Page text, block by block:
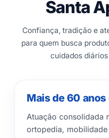
Santa
Confiança, tradição e
para quem busca
cuidados
Mais de 60
Atuação consolidada
ortopedia,